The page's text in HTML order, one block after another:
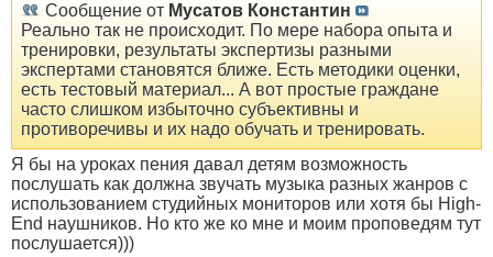
Сообщение от Мусатов Константин
Реально так не происходит. По мере набора опыта и
тренировки, результаты экспертизы разными
экспертами становятся ближе. Есть методики оценки,
есть тестовый материал... А вот простые граждане
часто слишком избыточно субъективны и
противоречивы и их надо обучать и тренировать.
Я бы на уроках пения давал детям возможность
послушать как должна звучать музыка разных жанров с
использованием студийных мониторов или хотя бы High-
End наушников. Но кто же ко мне и моим проповедям тут
послушается)))